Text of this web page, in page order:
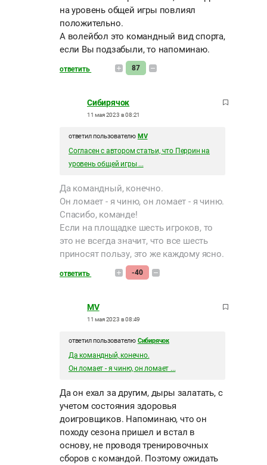
на уровень общей игры повлиял
положительно.
А волейбол это командный вид спорта,
если Вы подзабыли, то напоминаю.
ответить 87
Сибирячок
11 мая 2023 в 08:21
ответил пользователю MV
Согласен с автором статьи, что Перрин на
уровень общей игры ...
Да командный, конечно.
Он ломает - я чиню, он ломает - я чиню.
Спасибо, команде!
Если на площадке шесть игроков, то
это не всегда значит, что все шесть
приносят пользу, это же каждому ясно.
ответить -40
MV
11 мая 2023 в 08:49
ответил пользователю Сибирячок
Да командный, конечно.
Он ломает - я чиню, он ломает ...
Да он ехал за другим, дыры залатать, с
учетом состояния здоровья
доигровщиков. Напоминаю, что он
походу сезона пришел и встал в
основу, не проводя тренировочных
сборов с командой. Поэтому ожидать